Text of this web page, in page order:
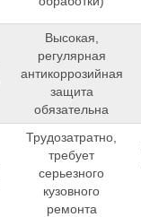
Высокая,
регулярная
антикоррозийная
защита
обязательна
Трудозатратно,
требует
серьезного
кузовного
ремонта